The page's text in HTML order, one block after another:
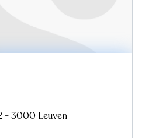
- 3000 Leuven